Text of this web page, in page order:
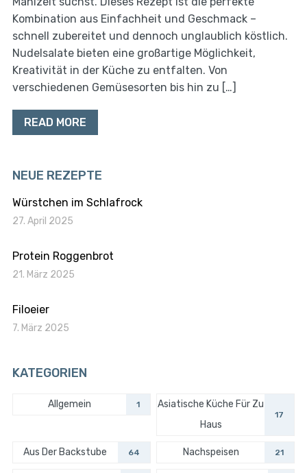
Kombination aus Einfachheit und Geschmack –
schnell zubereitet und dennoch unglaublich köstlich.
Nudelsalate bieten eine großartige Möglichkeit,
Kreativität in der Küche zu entfalten. Von
verschiedenen Gemüsesorten bis hin zu […]
READ MORE
NEUE REZEPTE
Würstchen im Schlafrock
27. April 2025
Protein Roggenbrot
21. März 2025
Filoeier
7. März 2025
KATEGORIEN
Allgemein 1
Asiatische Küche Für Zu
Haus
17
Aus Der Backstube 64 Nachspeisen 21